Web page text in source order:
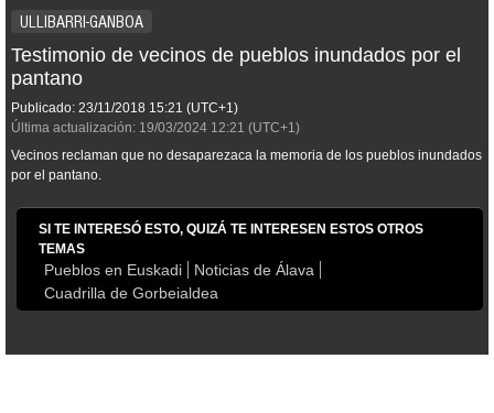
ULLIBARRI-GANBOA
Testimonio de vecinos de pueblos inundados por el
pantano
Publicado: 23/11/2018 15:21 (UTC+1)
Última actualización: 19/03/2024 12:21 (UTC+1)
Vecinos reclaman que no desaparezaca la memoria de los pueblos inundados
por el pantano.
SI TE INTERESÓ ESTO, QUIZÁ TE INTERESEN ESTOS OTROS
TEMAS
Pueblos en Euskadi
Noticias de Álava
Cuadrilla de Gorbeialdea